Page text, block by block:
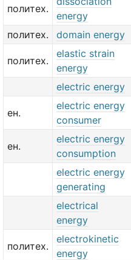
политех.
energy
политех. domain energy
политех.
elastic strain
energy
electric energy
ен.
electric energy
consumer
ен.
electric energy
consumption
electric energy
generating
electrical
energy
политех.
electrokinetic
energy